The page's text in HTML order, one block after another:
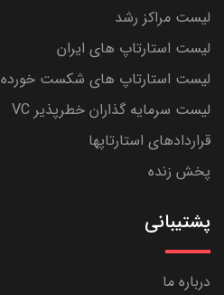
لیست مراکز رشد
لیست استارتاپ های ایران
لیست استارتاپ های شکست خورده
لیست سرمایه گذاران خطرپذیر VC
قراردادهای استارتاپها
پخش زنده
پشتیبانی
درباره ما